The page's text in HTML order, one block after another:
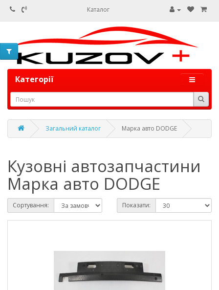
Каталог
Категорії
Загальний каталог Марка авто DODGE
Кузовні автозапчастини
Марка авто DODGE
Сортування: Показати: